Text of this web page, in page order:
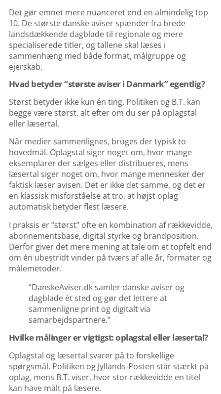
Det gør emnet mere nuanceret end en almindelig top
10. De største danske aviser spænder fra brede
landsdækkende dagblade til regionale og mere
specialiserede titler, og tallene skal læses i
sammenhæng med både format, målgruppe og
ejerskab.
Hvad betyder “største aviser i Danmark” egentlig?
Størst betyder ikke kun én ting. Politiken og B.T. kan
begge være størst, alt efter om du ser på oplagstal
eller læsertal.
Når medier sammenlignes, bruges der typisk to
hovedmål. Oplagstal siger noget om, hvor mange
eksemplarer der sælges eller distribueres, mens
læsertal siger noget om, hvor mange mennesker der
faktisk læser avisen. Det er ikke det samme, og det er
en klassisk misforståelse at tro, at højst oplag
automatisk betyder flest læsere.
I praksis er “størst” ofte en kombination af rækkevidde,
abonnementsbase, digital styrke og brandposition.
Derfor giver det mere mening at tale om et topfelt end
om én ubestridt vinder på tværs af alle år, formater og
målemetoder.
“DanskeAviser.dk samler danske aviser og
dagblade ét sted og gør det lettere at
sammenligne print og digitalt via
samarbejdspartnere.”
Hvilke målinger er vigtigst: oplagstal eller læsertal?
Oplagstal og læsertal svarer på to forskellige
spørgsmål. Politiken og Jyllands-Posten står stærkt på
oplag, mens B.T. viser, hvor stor rækkevidde en titel
kan have målt på læsere.